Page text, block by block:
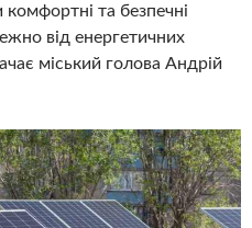
та безпечні
від енергетичних
міський голова Андрій